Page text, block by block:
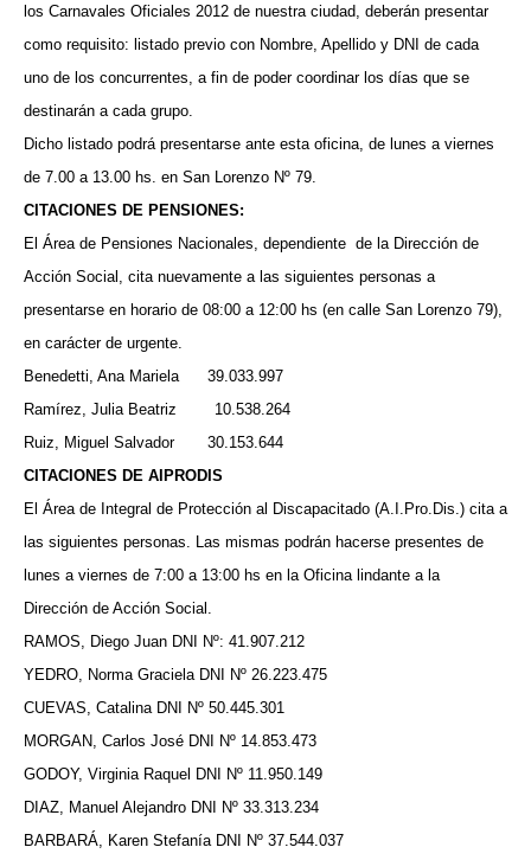
los Carnavales Oficiales 2012 de nuestra ciudad, deberán presentar
como requisito: listado previo con Nombre, Apellido y DNI de cada
uno de los concurrentes, a fin de poder coordinar los días que se
destinarán a cada grupo.
Dicho listado podrá presentarse ante esta oficina, de lunes a viernes
de 7.00 a 13.00 hs. en San Lorenzo Nº 79.
CITACIONES DE PENSIONES:
El Área de Pensiones Nacionales, dependiente de la Dirección de
Acción Social, cita nuevamente a las siguientes personas a
presentarse en horario de 08:00 a 12:00 hs (en calle San Lorenzo 79),
en carácter de urgente.
Benedetti, Ana Mariela
39.033.997
Ramírez, Julia Beatriz
10.538.264
Ruiz, Miguel Salvador
30.153.644
CITACIONES DE AIPRODIS
El Área de Integral de Protección al Discapacitado (A.I.Pro.Dis.) cita a
las siguientes personas. Las mismas podrán hacerse presentes de
lunes a viernes de 7:00 a 13:00 hs en la Oficina lindante a la
Dirección de Acción Social.
RAMOS, Diego Juan DNI Nº: 41.907.212
YEDRO, Norma Graciela DNI Nº 26.223.475
CUEVAS, Catalina DNI Nº 50.445.301
MORGAN, Carlos José DNI Nº 14.853.473
GODOY, Virginia Raquel DNI Nº 11.950.149
DIAZ, Manuel Alejandro DNI Nº 33.313.234
BARBARÁ, Karen Stefanía DNI Nº 37.544.037